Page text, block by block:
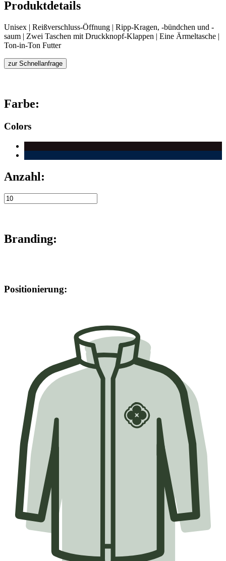
Produktdetails
Unisex | Reißverschluss-Öffnung | Ripp-Kragen, -bündchen und -
saum | Zwei Taschen mit Druckknopf-Klappen | Eine Ärmeltasche |
Ton-in-Ton Futter
zur Schnellanfrage
Farbe:
Colors
Anzahl:
Branding:
Positionierung: